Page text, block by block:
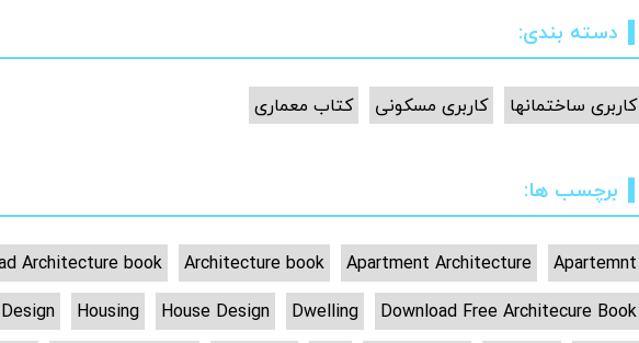
دسته بندی:
کاربری ساختمانها کاربری مسکونی کتاب معماری
برچسب ها:
Apartemnt
Apartment Architecture
Architecture book
Architecture book
Download Free Architecure Book
Dwelling
House Design
Housing